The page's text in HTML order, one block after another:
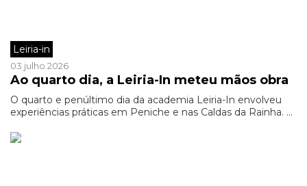
Leiria-in
03 julho 2026
Ao quarto dia, a Leiria-In meteu mãos obra
O quarto e penúltimo dia da academia Leiria-In envolveu
experiências práticas em Peniche e nas Caldas da Rainha. ...